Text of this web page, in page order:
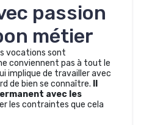
passion
métier
vocations sont
conviennent pas à tout le
implique de travailler avec
de bien se connaître.
avec les
les contraintes que cela